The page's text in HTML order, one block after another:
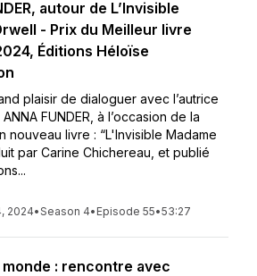
autour de L’Invisible
- Prix du Meilleur livre
Éditions Héloïse
plaisir de dialoguer avec l’autrice
FUNDER, à l’occasion de la
nouveau livre : “L'Invisible Madame
par Carine Chichereau, et publié
2024•Season 4• Episode 55•53:27
: rencontre avec